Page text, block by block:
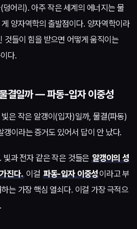
어리). 아주 작은 세계의 에너지는 물
양자역학의 출발점이다. 양자역학이라
것들이 힘을 받으면 어떻게 움직이는
다.
결일까 — 파동-입자 이중성
은 작은 알갱이(입자)일까, 물결(파동)
갱이라는 증거도 있어서 답이 안 났다.
빛과 전자 같은 작은 것들은알갱이의 성
진다.이걸 파동-입자 이중성이라고 부
는 가장 핵심 열쇠다. 이걸 가장 극적으